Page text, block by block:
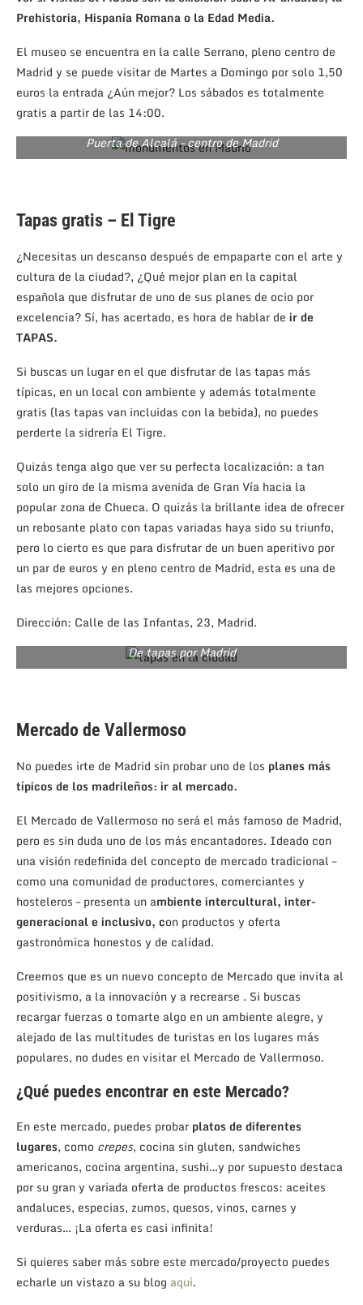
Prehistoria, Hispania Romana o la Edad Media.
El museo se encuentra en la calle Serrano, pleno centro de
Madrid y se puede visitar de Martes a Domingo por solo 1,50
euros la entrada ¿Aún mejor? Los sábados es totalmente
gratis a partir de las 14:00.
Puerta de Alcalá – centro de Madrid
Tapas gratis – El Tigre
¿Necesitas un descanso después de empaparte con el arte y
cultura de la ciudad?, ¿Qué mejor plan en la capital
española que disfrutar de uno de sus planes de ocio por
excelencia? Sí, has acertado, es hora de hablar de ir de
TAPAS.
Si buscas un lugar en el que disfrutar de las tapas más
típicas, en un local con ambiente y además totalmente
gratis (las tapas van incluidas con la bebida), no puedes
perderte la sidrería El Tigre.
Quizás tenga algo que ver su perfecta localización: a tan
solo un giro de la misma avenida de Gran Vía hacia la
popular zona de Chueca. O quizás la brillante idea de ofrecer
un rebosante plato con tapas variadas haya sido su triunfo,
pero lo cierto es que para disfrutar de un buen aperitivo por
un par de euros y en pleno centro de Madrid, esta es una de
las mejores opciones.
Dirección: Calle de las Infantas, 23, Madrid.
De tapas por Madrid
Mercado de Vallermoso
No puedes irte de Madrid sin probar uno de los planes más
típicos de los madrileños: ir al mercado.
El Mercado de Vallermoso no será el más famoso de Madrid,
pero es sin duda uno de los más encantadores. Ideado con
una visión redefinida del concepto de mercado tradicional –
como una comunidad de productores, comerciantes y
hosteleros – presenta un ambiente intercultural, inter-
generacional e inclusivo, con productos y oferta
gastronómica honestos y de calidad.
Creemos que es un nuevo concepto de Mercado que invita al
positivismo, a la innovación y a recrearse . Si buscas
recargar fuerzas o tomarte algo en un ambiente alegre, y
alejado de las multitudes de turistas en los lugares más
populares, no dudes en visitar el Mercado de Vallermoso.
¿Qué puedes encontrar en este Mercado?
En este mercado, puedes probar platos de diferentes
lugares, como crepes, cocina sin gluten, sandwiches
americanos, cocina argentina, sushi…y por supuesto destaca
por su gran y variada oferta de productos frescos: aceites
andaluces, especias, zumos, quesos, vinos, carnes y
verduras… ¡La oferta es casi infinita!
Si quieres saber más sobre este mercado/proyecto puedes
echarle un vistazo a su blog aquí.